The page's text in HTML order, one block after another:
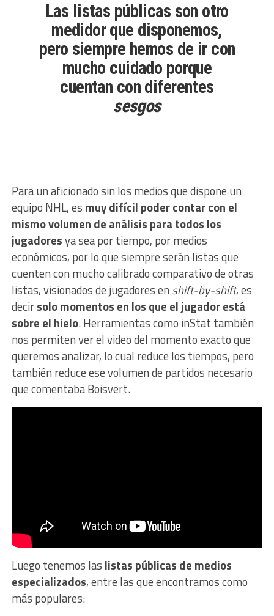
Las listas públicas son otro
medidor que disponemos,
pero siempre hemos de ir con
mucho cuidado porque
cuentan con diferentes
sesgos
Para un aficionado sin los medios que dispone un
equipo NHL, es muy difícil poder contar con el
mismo volumen de análisis para todos los
jugadoresya sea por tiempo, por medios
económicos, por lo que siempre serán listas que
cuenten con mucho calibrado comparativo de otras
listas, visionados de jugadores en shift-by-shift, es
decirsolo momentos en los que el jugador está
sobre el hielo. Herramientas como inStat también
nos permiten ver el video del momento exacto que
queremos analizar, lo cual reduce los tiempos, pero
también reduce ese volumen de partidos necesario
que comentaba Boisvert.
Luego tenemos las listas públicas de medios
especializados, entre las que encontramos como
más populares: